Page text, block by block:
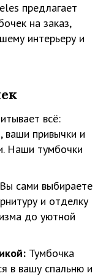
предлагает
на заказ,
интерьеру и
всё:
ваши привычки и
Наши тумбочки
Вы сами выбираете
и отделку
до уютной
Тумбочка
в вашу спальню и